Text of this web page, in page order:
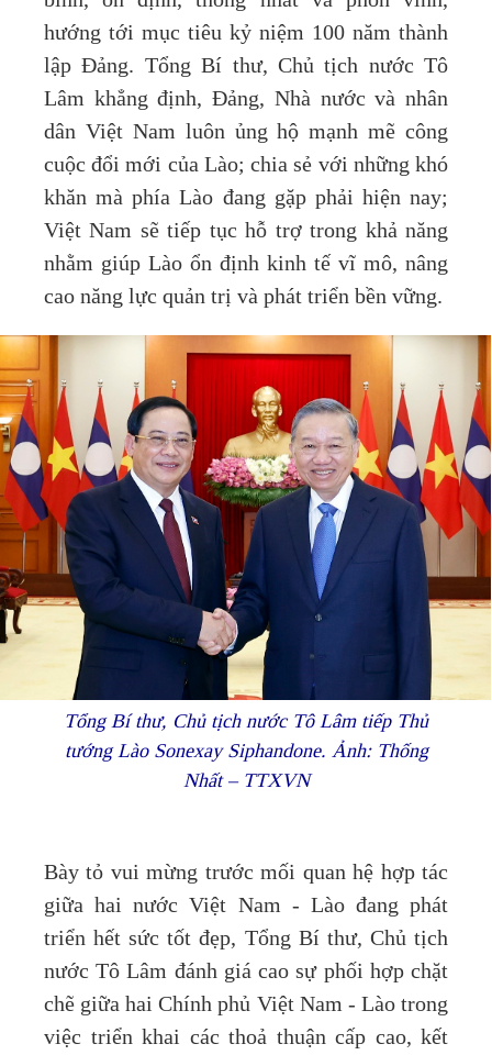
hướng tới mục tiêu kỷ niệm 100 năm thành
lập Đảng. Tổng Bí thư, Chủ tịch nước Tô
Lâm khẳng định, Đảng, Nhà nước và nhân
dân Việt Nam luôn ủng hộ mạnh mẽ công
cuộc đổi mới của Lào; chia sẻ với những khó
khăn mà phía Lào đang gặp phải hiện nay;
Việt Nam sẽ tiếp tục hỗ trợ trong khả năng
nhằm giúp Lào ổn định kinh tế vĩ mô, nâng
cao năng lực quản trị và phát triển bền vững.
Tổng Bí thư, Chủ tịch nước Tô Lâm tiếp Thủ
tướng Lào Sonexay Siphandone. Ảnh: Thống
Nhất – TTXVN
Bày tỏ vui mừng trước mối quan hệ hợp tác
giữa hai nước Việt Nam - Lào đang phát
triển hết sức tốt đẹp, Tổng Bí thư, Chủ tịch
nước Tô Lâm đánh giá cao sự phối hợp chặt
chẽ giữa hai Chính phủ Việt Nam - Lào trong
việc triển khai các thoả thuận cấp cao, kết